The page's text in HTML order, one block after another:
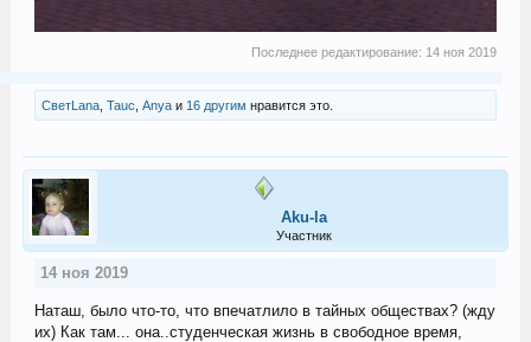
Последнее редактирование: 14 ноя 2019
СветLana, Tauc Anyaи 16 другим нравится это.
Aku-la
Участник
14 ноя 2019
Наташ, было что-то, что впечатлило в тайных обществах? (жду
их) Как там... она..студенческая жизнь в свободное время,